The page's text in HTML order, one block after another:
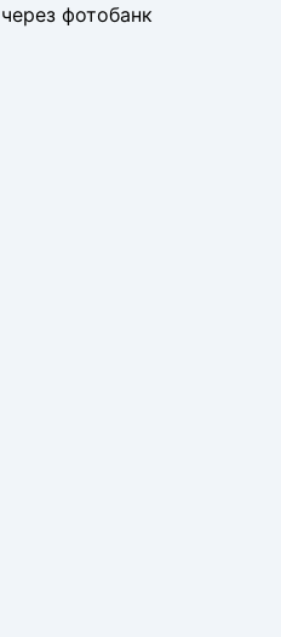
фотобанк